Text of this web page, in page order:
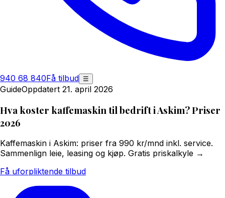
940 68 840Få tilbud ☰
GuideOppdatert 21. april 2026
Hva koster kaffemaskin til bedrift i Askim? Priser
2026
Kaffemaskin i Askim: priser fra 990 kr/mnd inkl. service.
Sammenlign leie, leasing og kjøp. Gratis priskalkyle →
Få uforpliktende tilbud